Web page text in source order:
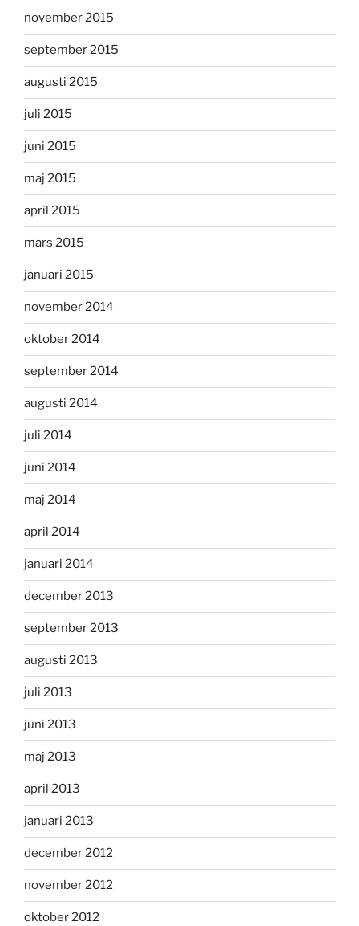
november 2015
september 2015
augusti 2015
juli 2015
juni 2015
maj 2015
april 2015
mars 2015
januari 2015
november 2014
oktober 2014
september 2014
augusti 2014
juli 2014
juni 2014
maj 2014
april 2014
januari 2014
december 2013
september 2013
augusti 2013
juli 2013
juni 2013
maj 2013
april 2013
januari 2013
december 2012
november 2012
oktober 2012